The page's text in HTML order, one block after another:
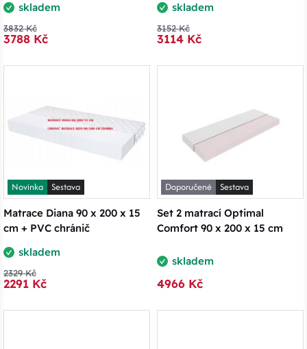
skladem
3832 Kč
3788 Kč
skladem
3152 Kč
3114 Kč
Novinka
Sestava
Matrace Diana 90 x 200 x 15
cm + PVC chránič
skladem
2329 Kč
2291 Kč
Doporučené
Sestava
Set 2 matrací Optimal
Comfort 90 x 200 x 15 cm
skladem
4966 Kč